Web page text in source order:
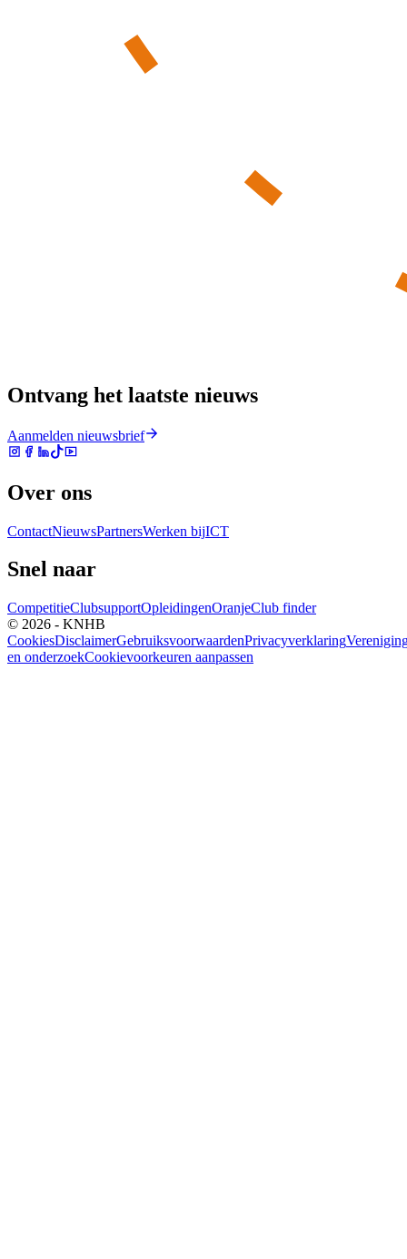
Ontvang het laatste nieuws
Aanmelden nieuwsbrief
Over ons
ContactNieuwsPartnersWerken bijICT
Snel naar
CompetitieClubsupportOpleidingenOranjeClub finder
© 2026 - KNHB
CookiesDisclaimerGebruiksvoorwaardenPrivacyverklaring
en onderzoekCookievoorkeuren aanpassen